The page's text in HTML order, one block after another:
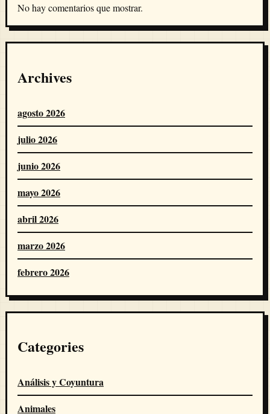
No hay comentarios que mostrar.
Archives
agosto 2026
julio 2026
junio 2026
mayo 2026
abril 2026
marzo 2026
febrero 2026
Categories
Análisis y Coyuntura
Animales